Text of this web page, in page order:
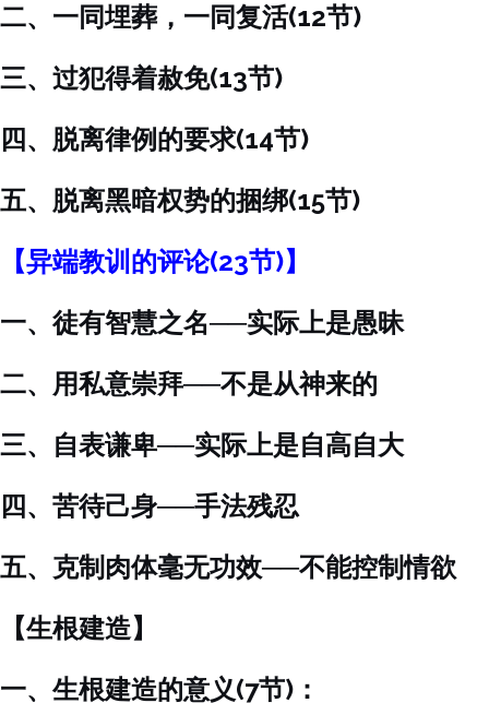
二、一同埋葬，一同复活(12节)
三、过犯得着赦免(13节)
四、脱离律例的要求(14节)
五、脱离黑暗权势的捆绑(15节)
【异端教训的评论(23节)】
一、徒有智慧之名──实际上是愚昧
二、用私意崇拜──不是从神来的
三、自表谦卑──实际上是自高自大
四、苦待己身──手法残忍
五、克制肉体毫无功效──不能控制情欲
【生根建造】
一、生根建造的意义(7节)：